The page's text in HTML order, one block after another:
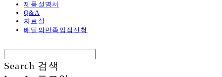
제품설명서
Q&A
자료실
배달의민족입점신청
Search 검색